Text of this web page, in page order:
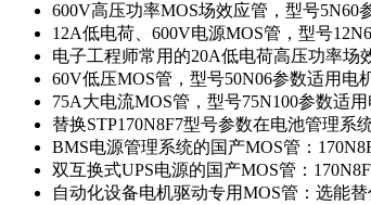
600V高压功率MOS场效应管，型号5N60
12A低电荷、600V电源MOS管，型号
电子工程师常用的20A低电荷高压功率场
60V低压MOS管，型号50N06参数适用电
75A大电流MOS管，型号75N100参数适用
替换STP170N8F7型号参数在电池管理系
BMS电源管理系统的国产MOS管：
双互换式UPS电源的国产MOS管：
自动化设备电机驱动专用MOS管：选能替